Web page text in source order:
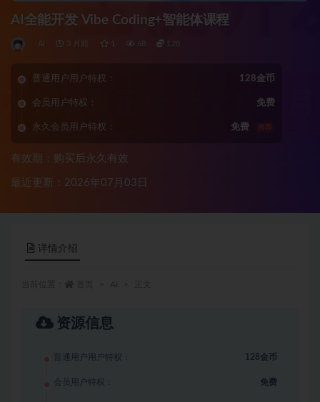
AI全能开发 Vibe Coding+智能体课程
AI 3 月前 1 68 128
普通用户用户特权： 128金币
会员用户特权： 免费
永久会员用户特权： 免费 推荐
有效期：购买后永久有效
最近更新：2026年07月03日
详情介绍
资源信息
普通用户用户特权： 128金币
会员用户特权： 免费